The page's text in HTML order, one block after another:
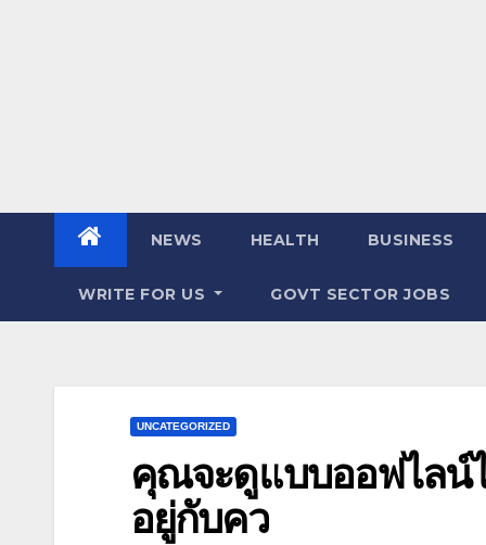
NEWS HEALTH BUSINESS
WRITE FOR US GOVT SECTOR JOBS
UNCATEGORIZED
คุณจะดูแบบออฟไลน์
อยู่กับคว